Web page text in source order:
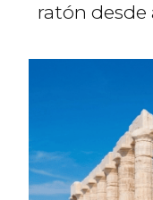
ratón desde